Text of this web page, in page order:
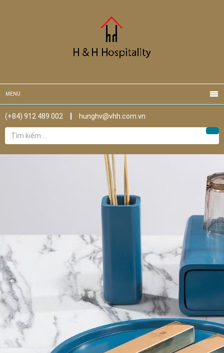
MENU
(+84) 912 489 002
hunghv@vhh.com.vn
Tìm
kiếm
cho: